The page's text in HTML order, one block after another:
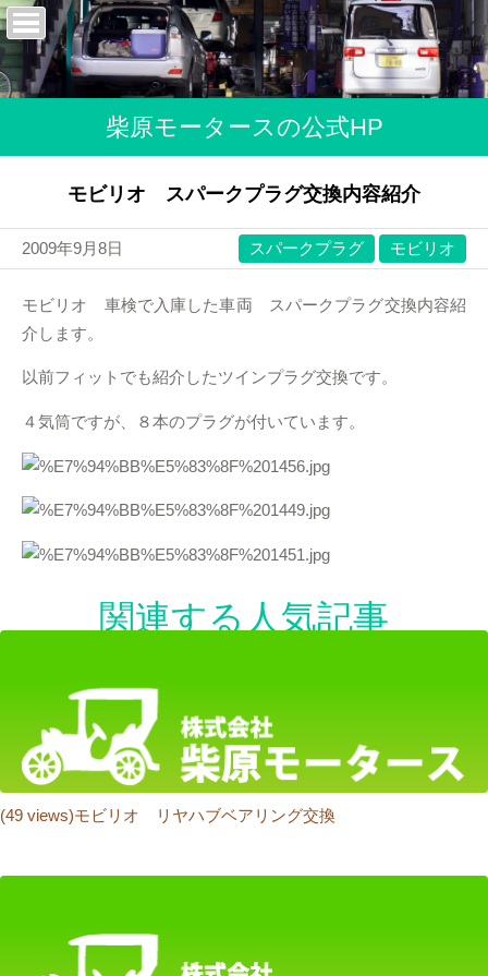
柴原モータースの公式HP
モビリオ スパークプラグ交換内容紹介
2009年9月8日 スパークプラグ モビリオ
モビリオ 車検で入庫した車両 スパークプラグ交換内容紹
介します。
以前フィットでも紹介したツインプラグ交換です。
４気筒ですが、８本のプラグが付いています。
関連する人気記事
(49 views)モビリオ リヤハブベアリング交換